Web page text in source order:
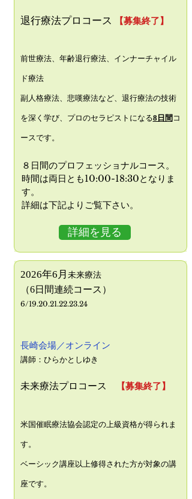
退行療法プロコース 【募集終了】
前世療法、年齢退行療法、インナーチャイル
ド療法
副人格療法、悲嘆療法など、退行療法の技術
を深く学び、プロのセラピストになる8日間 コ
ースです。
８ 日間のプロフェッショナルコース。
時間は両日とも10:00-18:30となりま
す。
​詳細は下記よりご覧下さい。
詳細を見る
2026年​6月 未来療法
（​6日間連続コース）
6/19.20.21.22.23.24
長崎会場／オンライン
講師： ひらかとしゆき
未来療法プロコース 【募集終了】
​米国催眠療法協会認定の上級 資格が得られま
す。
ベーシック講座以上修得された方が対象の講
座です。